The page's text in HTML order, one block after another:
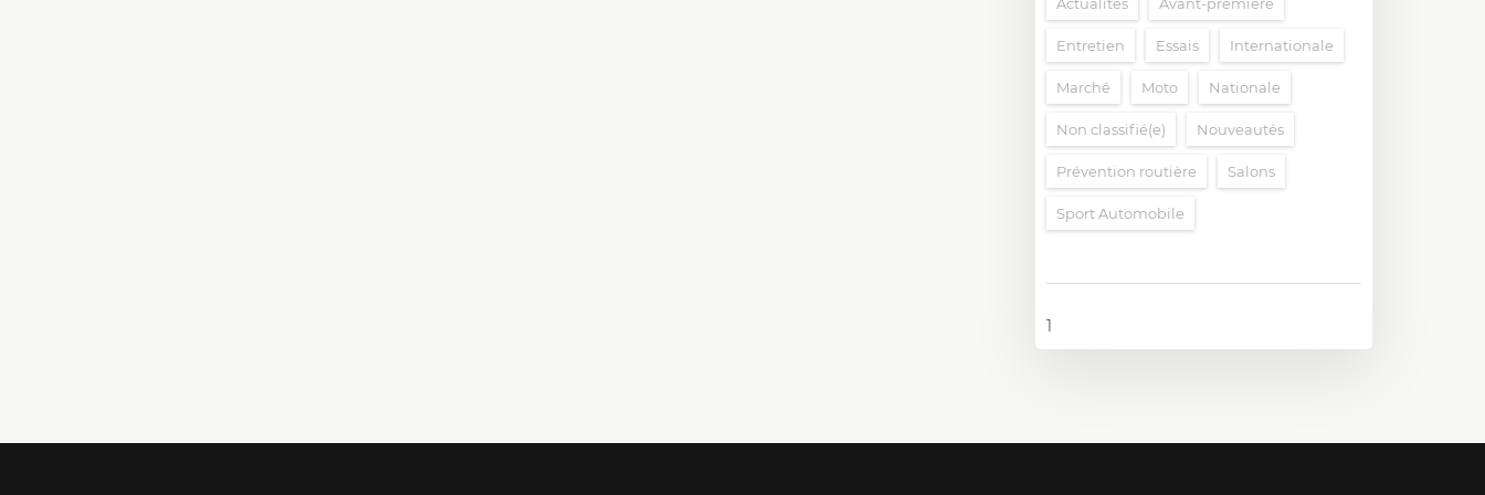
Actualités Avant-première
Entretien Essais Internationale
Marché Moto Nationale
Non classifié(e) Nouveautés
Prévention routière Salons
Sport Automobile
1